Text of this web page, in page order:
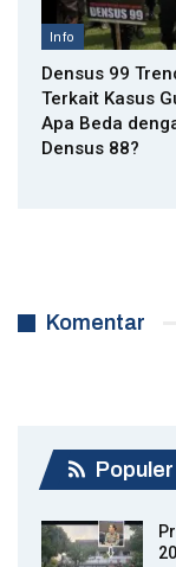
Info
Densus 99
Terkait Kasus
Apa Beda
Densus 88?
Komentar